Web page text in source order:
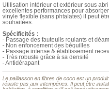
Utilisation intérieur et extérieur sous
excellentes performances pour
vinyle flexible (sans phtalates) il peut
souhaitées.
Spécificités :
- Passage des fauteuils roulants et
- Non enfoncement des béquilles
- Passage intense & établissement
- Très robuste grâce à sa densité
- Antidérapant
Le paillasson en fibres de coco est un
résiste pas aux intempéries. Il peut être